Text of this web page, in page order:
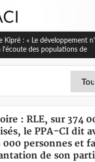
254 anciens combattants
: RLE, sur 374
le PPA-CI dit
000 personnes et
de son parti